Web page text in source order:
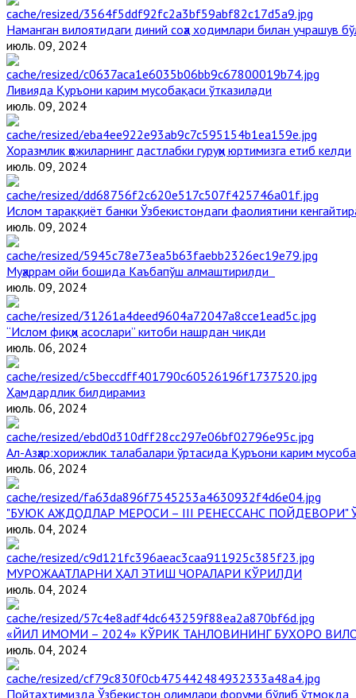
Наманган вилоятидаги диний соҳа ходимлари билан учрашув
июль. 09, 2024
Ливияда Қуръони карим мусобақаси ўтказилади
июль. 09, 2024
Хоразмлик ҳожиларнинг дастлабки гуруҳи юртимизга етиб келди
июль. 09, 2024
Ислом тараққиёт банки Ўзбекистондаги фаолиятини
июль. 09, 2024
Муҳаррам ойи бошида Каъбапўш алмаштирилди
июль. 09, 2024
“Ислом фиқҳи асослари” китоби нашрдан чиқди
июль. 06, 2024
Ҳамдардлик билдирамиз
июль. 06, 2024
Aл-Aзҳар:хорижлик талабалари ўртасида Қуръони карим
июль. 06, 2024
"БУЮК АЖДОДЛАР МЕРОСИ – III РЕНЕССАНС
июль. 04, 2024
МУРОЖААТЛАРНИ ҲАЛ ЭТИШ ЧОРАЛАРИ КЎРИЛДИ
июль. 04, 2024
«ЙИЛ ИМОМИ – 2024» КЎРИК ТАНЛОВИНИНГ БУХОРО
июль. 04, 2024
Пойтахтимизда Ўзбекистон олимлари форуми бўлиб ўтмоқда